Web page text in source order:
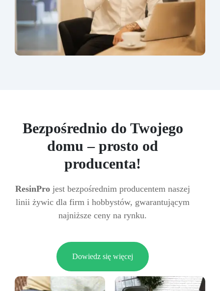
Bezpośrednio do Twojego
domu – prosto od
producenta!
ResinPro jest bezpośrednim producentem naszej
linii żywic dla firm i hobbystów, gwarantującym
najniższe ceny na rynku.
Dowiedz się więcej